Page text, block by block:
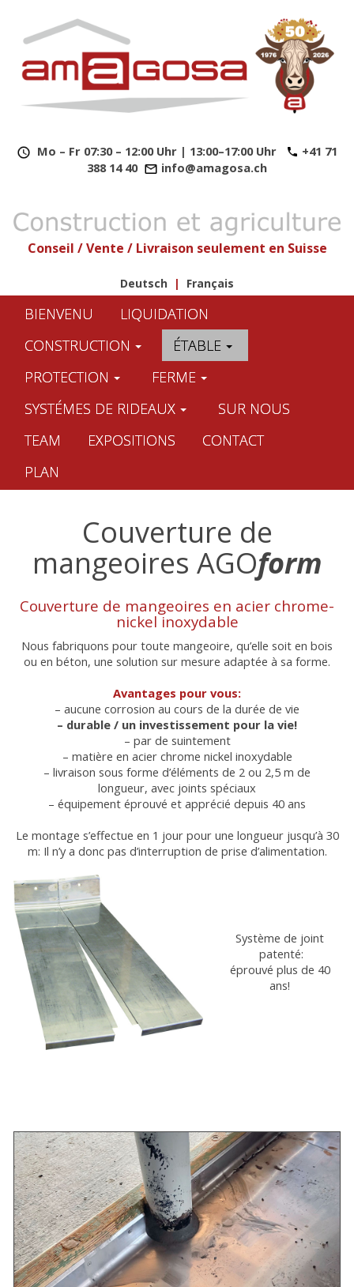
Mo – Fr 07:30 – 12:00 Uhr | 13:00–17:00 Uhr
+41 71
388 14 40
info@amagosa.ch
Conseil / Vente / Livraison seulement en Suisse
Deutsch | Français
BIENVENU
LIQUIDATION
CONSTRUCTION
ÉTABLE
PROTECTION
FERME
SYSTÉMES DE RIDEAUX
SUR NOUS
TEAM
EXPOSITIONS
CONTACT
PLAN
Couverture de
mangeoires AGOform
Couverture de mangeoires en acier chrome-
nickel inoxydable
Nous fabriquons pour toute mangeoire, qu’elle soit en bois
ou en béton, une solution sur mesure adaptée à sa forme.
Avantages pour vous:
– aucune corrosion au cours de la durée de vie
– durable / un investissement pour la vie!
– par de suintement
– matière en acier chrome nickel inoxydable
– livraison sous forme d’éléments de 2 ou 2,5 m de
longueur, avec joints spéciaux
– équipement éprouvé et apprécié depuis 40 ans
Le montage s’effectue en 1 jour pour une longueur jusqu’à 30
m: Il n’y a donc pas d’interruption de prise d’alimentation.
Système de joint
patenté:
éprouvé plus de 40
ans!